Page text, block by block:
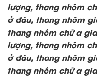
lượng, thang nhôm
ở đâu, thang nhôm
thang nhôm chữ a
lượng, thang nhôm
ở đâu, thang nhôm
thang nhôm chữ a